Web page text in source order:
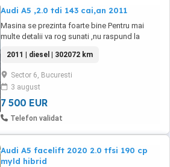
Audi A5 ,2.0 tdi 143 cai,an 2011
Masina se prezinta foarte bine Pentru mai
multe detalii va rog sunati ,nu raspund la
2011 | diesel | 302072 km
Sector 6, Bucuresti
3 august
7 500 EUR
Telefon validat
Audi A5 facelift 2020 2.0 tfsi 190 cp
myld hibrid